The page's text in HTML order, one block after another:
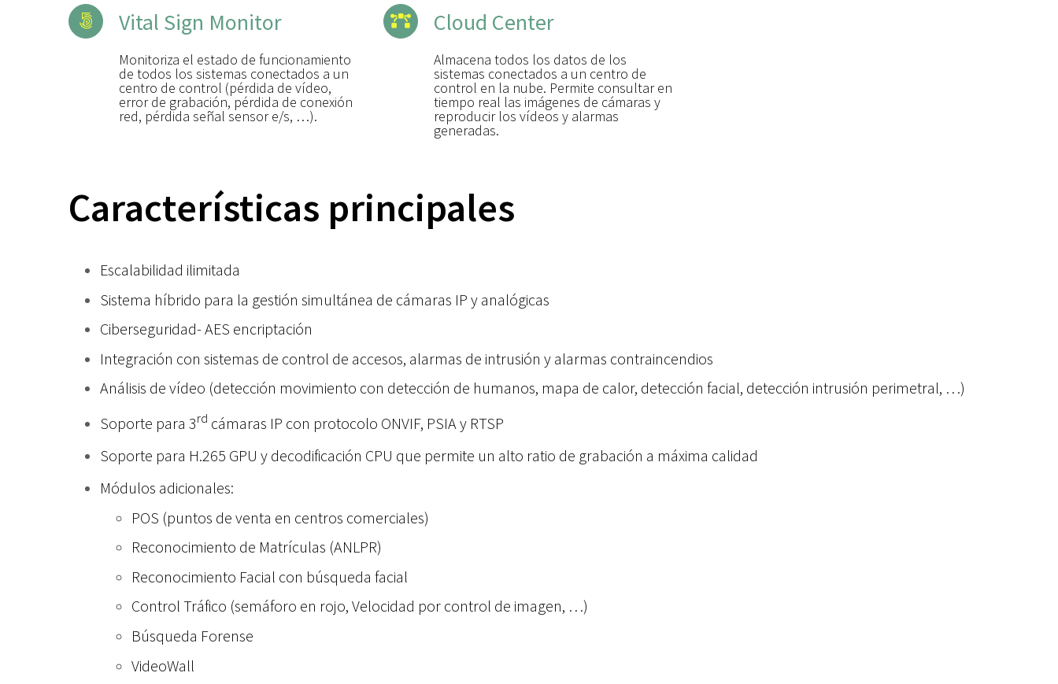
Vital Sign Monitor
Monitoriza el estado de funcionamiento
de todos los sistemas conectados a un
centro de control (pérdida de vídeo,
error de grabación, pérdida de conexión
red, pérdida señal sensor e/s, …).
Cloud Center
Almacena todos los datos de los
sistemas conectados a un centro de
control en la nube. Permite consultar en
tiempo real las imágenes de cámaras y
reproducir los vídeos y alarmas
generadas.
Características principales
Escalabilidad ilimitada
Sistema híbrido para la gestión simultánea de cámaras IP y analógicas
Ciberseguridad- AES encriptación
Integración con sistemas de control de accesos, alarmas de intrusión y alarmas contraincendios
Análisis de vídeo (detección movimiento con detección de humanos, mapa de calor, detección facial, detección intrusión perimetral, …)
Soporte para 3rd cámaras IP con protocolo ONVIF, PSIA y RTSP
Soporte para H.265 GPU y decodificación CPU que permite un alto ratio de grabación a máxima calidad
Módulos adicionales:
POS (puntos de venta en centros comerciales)
Reconocimiento de Matrículas (ANLPR)
Reconocimiento Facial con búsqueda facial
Control Tráfico (semáforo en rojo, Velocidad por control de imagen, …)
Búsqueda Forense
VideoWall